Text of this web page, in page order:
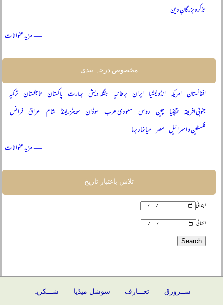
تذکرہ بزرگانِ دین
— مزید عنوانات
مخصوص درجہ بندی
افغانستان امریکہ انڈونیشیا ایران برطانیہ بنگلہ دیش بھارت پاکستان تاجکستان ترکیہ
جنوبی افریقہ چیچنیا چین روس سعودی عرب سوڈان سویٹزرلینڈ شام عراق فرانس
فلسطین و اسرائیل مصر میانمار برما
— مزید عنوانات
تلاش باعتبار تاریخ
ابتدائی
انتہائی
ســرورق تعـــارف سوشل میڈیا شـــکریہ